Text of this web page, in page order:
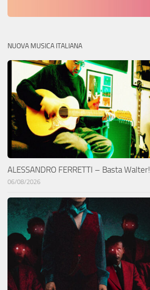
NUOVA MUSICA ITALIANA
ALESSANDRO FERRETTI – Basta Walter!
06/08/2026